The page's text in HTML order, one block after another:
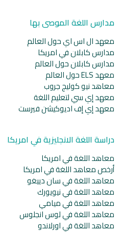
مدارس اللغة الموصى بها
معهد ال اس اي حول العالم
مدارس كابلان في امريكا
مدارس كابلان حول العالم
معهد ELS حول العالم
معاهد نيو كوليج جروب
معهد إي سي لتعليم اللغة
معهد إي إف اديوكيشن فيرست
دراسة اللغة الانجليزية في امريكا
معاهد اللغة في امريكا
أرخص معاهد اللغة في امريكا
معاهد اللغة في سان دييغو
معاهد اللغة في نيويورك
معاهد اللغة في ميامي
معاهد اللغة في لوس انجلوس
معاهد اللغة في اورلاندو